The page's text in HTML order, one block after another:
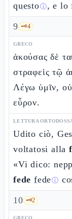
questoⓘ, e lo
9 🗝️4
GRECO
ἀκούσας δὲ
στραφεὶς τῷ
Λέγω ὑμῖν,
εὗρον.
LETTURA
Udito ciò,
voltatosi alla
«Vi dico:
fede fedeⓘ
10 🗝️2
GRECO